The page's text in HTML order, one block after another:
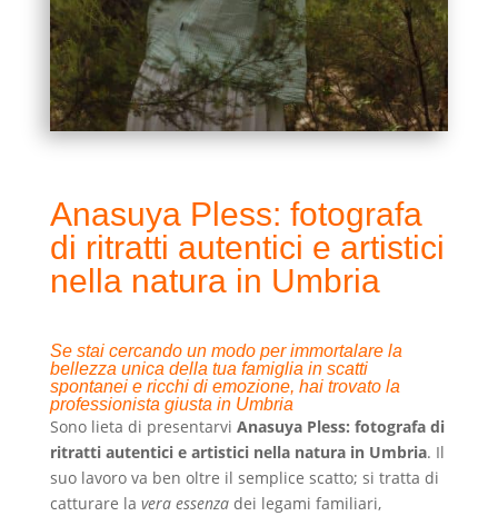
Anasuya Pless: fotografa
di ritratti autentici e artistici
nella natura in Umbria
Se stai cercando un modo per immortalare la
bellezza unica della tua famiglia in scatti
spontanei e ricchi di emozione, hai trovato la
professionista giusta in Umbria
Sono lieta di presentarvi Anasuya Pless: fotografa di
ritratti autentici e artistici nella natura in Umbria. Il
suo lavoro va ben oltre il semplice scatto; si tratta di
catturare la vera essenzadei legami familiari,